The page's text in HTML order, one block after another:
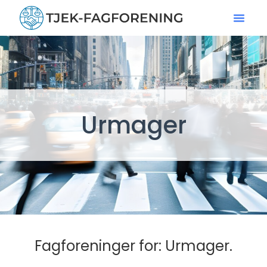
Urmager
Fagforeninger for: Urmager.